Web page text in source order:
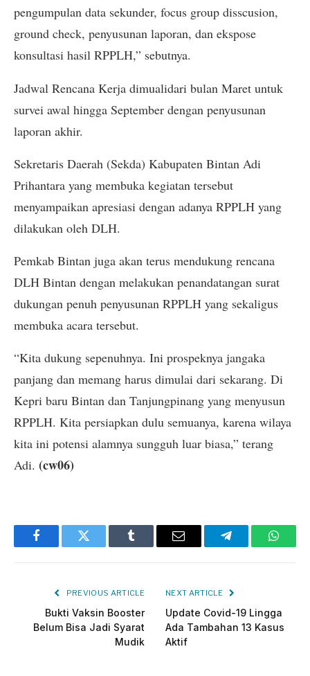
pengumpulan data sekunder, focus group disscusion,
ground check, penyusunan laporan, dan ekspose
konsultasi hasil RPPLH,” sebutnya.
Jadwal Rencana Kerja dimualidari bulan Maret untuk
survei awal hingga September dengan penyusunan
laporan akhir.
Sekretaris Daerah (Sekda) Kabupaten Bintan Adi
Prihantara yang membuka kegiatan tersebut
menyampaikan apresiasi dengan adanya RPPLH yang
dilakukan oleh DLH.
Pemkab Bintan juga akan terus mendukung rencana
DLH Bintan dengan melakukan penandatangan surat
dukungan penuh penyusunan RPPLH yang sekaligus
membuka acara tersebut.
“Kita dukung sepenuhnya. Ini prospeknya jangaka
panjang dan memang harus dimulai dari sekarang. Di
Kepri baru Bintan dan Tanjungpinang yang menyusun
RPPLH. Kita persiapkan dulu semuanya, karena wilaya
kita ini potensi alamnya sungguh luar biasa,” terang
Adi. (cw06)
FacebookTwitter Tumblr Email Telegram
PREVIOUS ARTICLE
Bukti Vaksin Booster
Belum Bisa Jadi Syarat
Mudik
NEXT ARTICLE
Update Covid-19 Lingga
Ada Tambahan 13 Kasus
Aktif